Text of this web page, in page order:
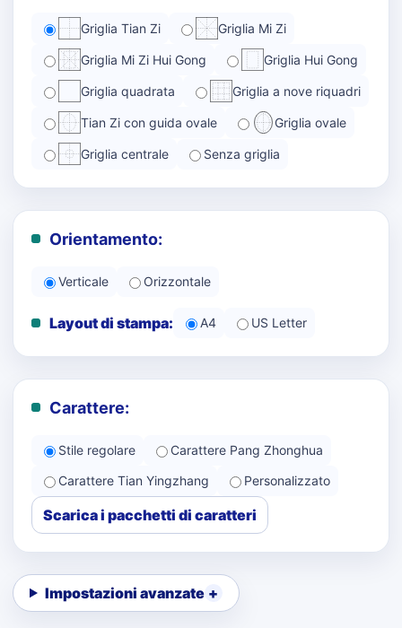
Griglia Tian Zi Griglia Mi Zi
Griglia Mi Zi Hui Gong Griglia Hui Gong
Griglia quadrata Griglia a nove riquadri
Tian Zi con guida ovale Griglia ovale
Griglia centrale Senza griglia
Orientamento:
Verticale Orizzontale
Layout di stampa: A4 US Letter
Carattere:
Stile regolare
Carattere Pang Zhonghua
Carattere Tian Yingzhang
Personalizzato
Scarica i pacchetti di caratteri
Impostazioni avanzate